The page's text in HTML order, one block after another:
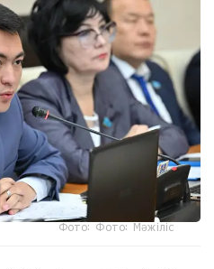
Фото: Фото: Мәжіліс